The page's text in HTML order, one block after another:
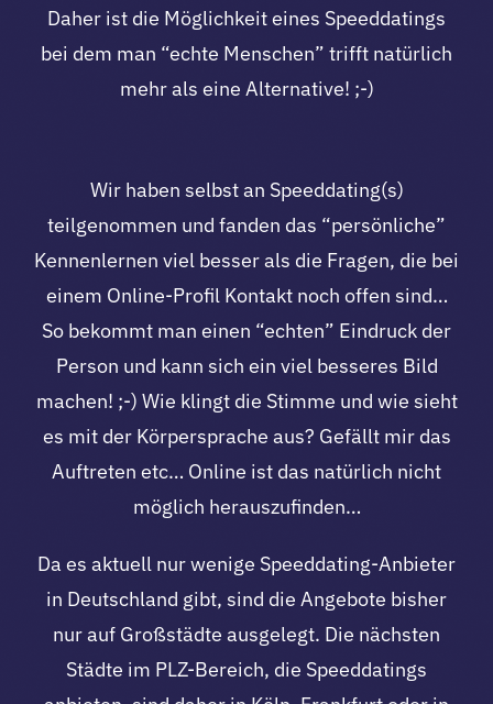
Daher ist die Möglichkeit eines Speeddatings
bei dem man “echte Menschen” trifft natürlich
mehr als eine Alternative! ;-)
Wir haben selbst an Speeddating(s)
teilgenommen und fanden das “persönliche”
Kennenlernen viel besser als die Fragen, die bei
einem Online-Profil Kontakt noch offen sind…
So bekommt man einen “echten” Eindruck der
Person und kann sich ein viel besseres Bild
machen! ;-) Wie klingt die Stimme und wie sieht
es mit der Körpersprache aus? Gefällt mir das
Auftreten etc… Online ist das natürlich nicht
möglich herauszufinden…
Da es aktuell nur wenige Speeddating-Anbieter
in Deutschland gibt, sind die Angebote bisher
nur auf Großstädte ausgelegt. Die nächsten
Städte im PLZ-Bereich, die Speeddatings